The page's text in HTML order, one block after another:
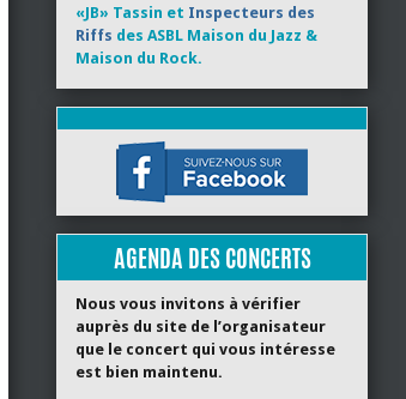
«JB» Tassin et Inspecteurs des
Riffs des ASBL Maison du Jazz &
Maison du Rock.
AGENDA DES CONCERTS
Nous vous invitons à vérifier
auprès du site de l’organisateur
que le concert qui vous intéresse
est bien maintenu.